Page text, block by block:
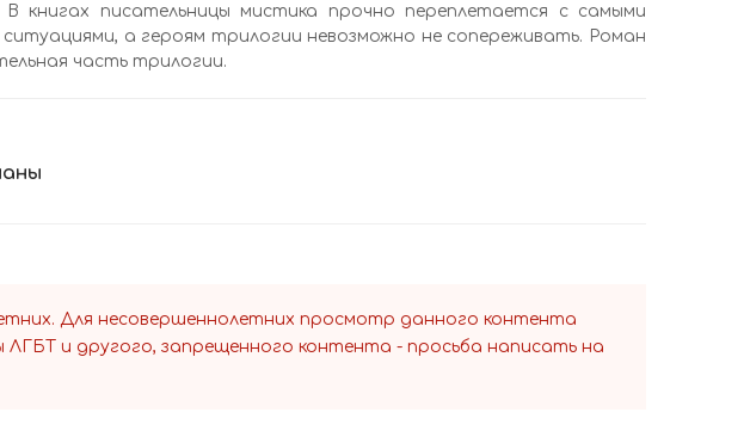
книгах писательницы мистика прочно переплетается с самыми
а героям трилогии невозможно не сопереживать. Роман
часть трилогии.
Для несовершеннолетних просмотр данного контента
ЛГБТ и другого, запрещенного контента - просьба написать на